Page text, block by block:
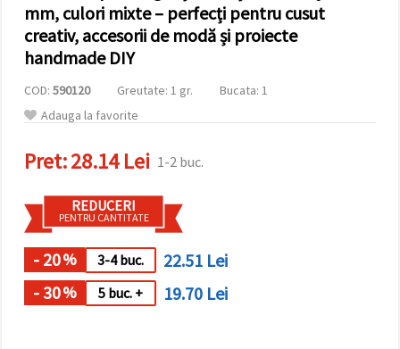
în setări
un tip de
cookie -uri
dat și
făcând clic
pe butonul
"Salvați"
Аcceptati
Setări
mm, culori mixte – perfecți pentru cusut
creativ, accesorii de modă și proiecte
handmade DIY
COD: 590120 Greutate: 1 gr.
Bucata: 1
Adauga la favorite
Pret:28.14 Lei 1-2 buc.
REDUCERI
PENTRU CANTITATE
- 20% 3-4 buc.
22.51 Lei
- 30% 5 buc. + 19.70 Lei